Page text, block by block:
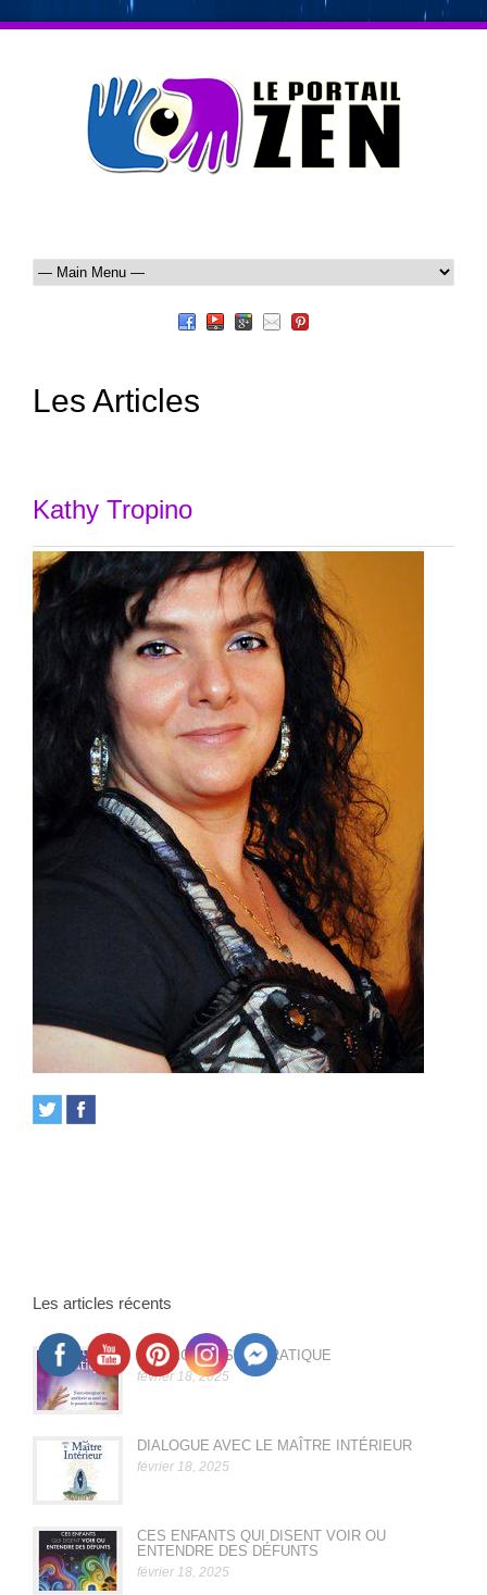
Les Articles
Kathy Tropino
Les articles récents
LE MAGNÉTISME PRATIQUE
février 18, 2025
DIALOGUE AVEC LE MAÎTRE INTÉRIEUR
février 18, 2025
CES ENFANTS QUI DISENT VOIR OU
ENTENDRE DES DÉFUNTS
février 18, 2025